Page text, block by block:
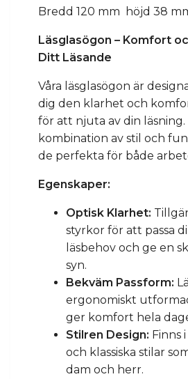
Bredd 120 mm höjd 38
Läsglasögon – Komfort
Ditt Läsande
Våra läsglasögon är
dig den klarhet och
för att njuta av din läsning.
kombination av stil och
de perfekta för både
Egenskaper:
Optisk Klarhet:
styrkor för att passa
läsbehov och ge en
syn.
Bekväm Passform:
ergonomiskt
ger komfort hela
Stilren Design: Finns
och klassiska stilar
dam och herr.